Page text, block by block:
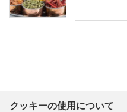
クッキーの使用について